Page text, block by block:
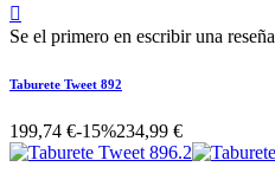

Se el primero en escribir una reseña
Taburete Tweet 892
199,74 €-15%234,99 €